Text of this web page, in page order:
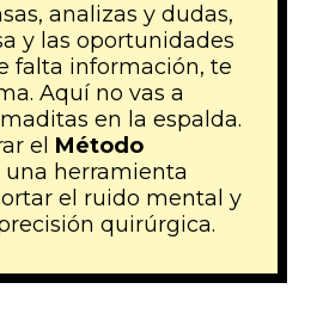
analizas y dudas,
y las oportunidades
falta información, te
Aquí no vas a
en la espalda.
el Método
una herramienta
el ruido mental y
quirúrgica.